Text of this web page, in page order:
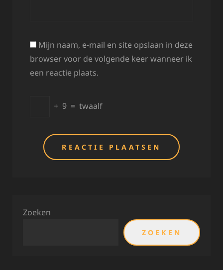
Mijn naam, e-mail en site opslaan in deze
browser voor de volgende keer wanneer ik
een reactie plaats.
+ 9 = twaalf
Zoeken
ZOEKEN